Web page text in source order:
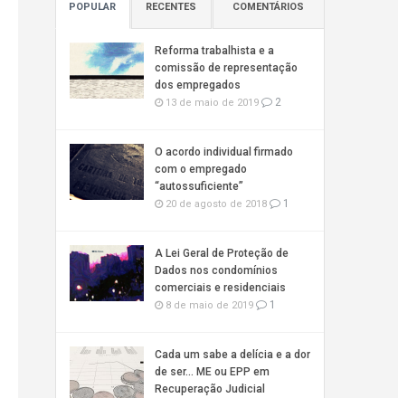
POPULAR RECENTES COMENTÁRIOS
Reforma trabalhista e a
comissão de representação
dos empregados
13 de maio de 2019 2
O acordo individual firmado
com o empregado
“autossuficiente”
20 de agosto de 2018 1
A Lei Geral de Proteção de
Dados nos condomínios
comerciais e residenciais
8 de maio de 2019 1
Cada um sabe a delícia e a dor
de ser… ME ou EPP em
Recuperação Judicial